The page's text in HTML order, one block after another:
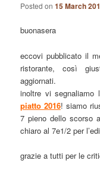
Posted on15 March
buonasera
eccovi pubblicato il
ristorante, così
inoltre vi
piatto 2016! siamo
7 pieno dello scorso
chiaro al 7e1/2 per
grazie a tutti per le